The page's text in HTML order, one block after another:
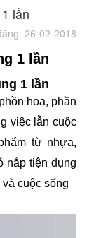
lần
26-02-2018
1 lần
1 lần
hoa, phần
việc lẫn cuộc
từ nhựa,
nắp tiện dụng
cuộc sống